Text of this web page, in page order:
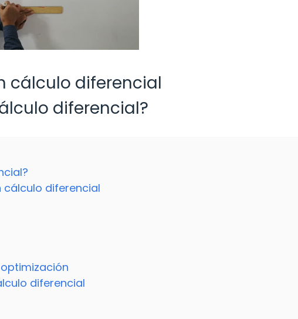
cálculo diferencial
diferencial?
diferencial
diferencial